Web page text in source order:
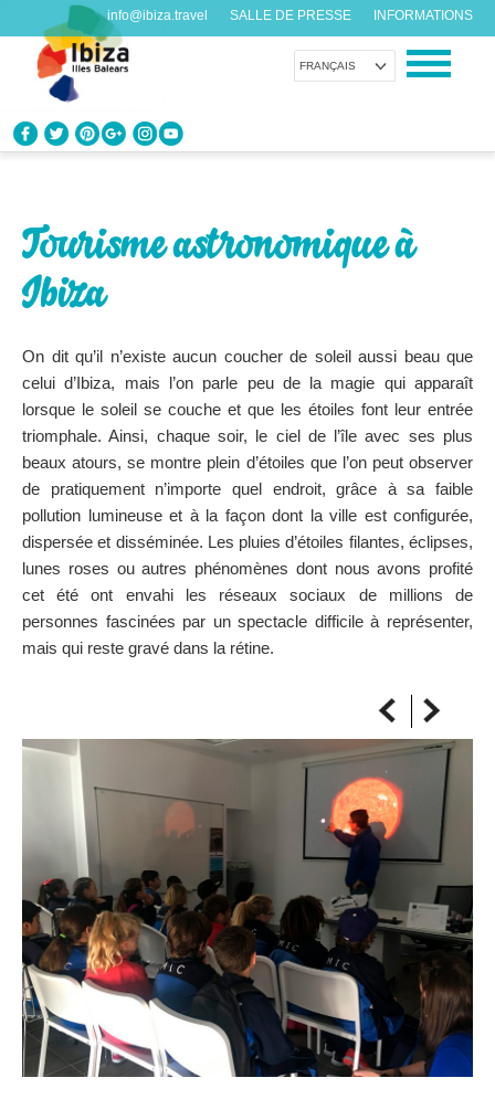
FRANÇAIS
info@ibiza.travel SALLE DE PRESSE INFORMATIONS
Pour tous les goûts
AGENDA
Chaque jour quelque chose de nouveau
ORGANISER VOTRE VOYAGE
Avant de nous rendre visite
SUR LA CARTE
Arrivez toujours à destination
Tourisme astronomique à
Ibiza
On dit qu’il n’existe aucun coucher de soleil aussi beau que
celui d’Ibiza, mais l’on parle peu de la magie qui apparaît
lorsque le soleil se couche et que les étoiles font leur entrée
triomphale. Ainsi, chaque soir, le ciel de l’île avec ses plus
beaux atours, se montre plein d’étoiles que l’on peut observer
de pratiquement n’importe quel endroit, grâce à sa faible
pollution lumineuse et à la façon dont la ville est configurée,
dispersée et disséminée. Les pluies d’étoiles filantes, éclipses,
lunes roses ou autres phénomènes dont nous avons profité
cet été ont envahi les réseaux sociaux de millions de
personnes fascinées par un spectacle difficile à représenter,
mais qui reste gravé dans la rétine.